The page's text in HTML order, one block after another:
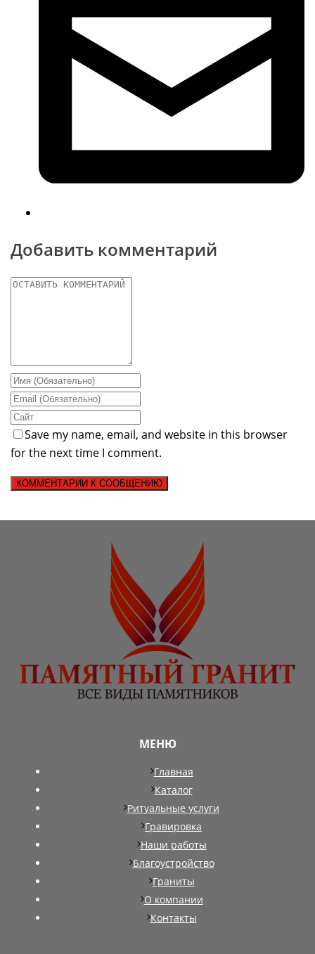
Добавить комментарий
Save my name, email, and website in this browser
for the next time I comment.
МЕНЮ
Главная
Каталог
Ритуальные услуги
Гравировка
Наши работы
Благоустройство
Граниты
О компании
Контакты